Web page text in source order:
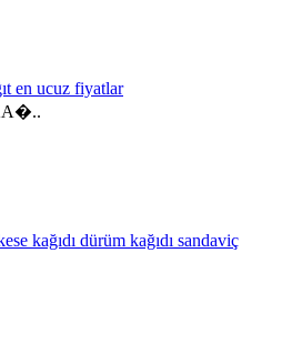
en ucuz fiyatlar
kağıdı dürüm kağıdı sandaviç